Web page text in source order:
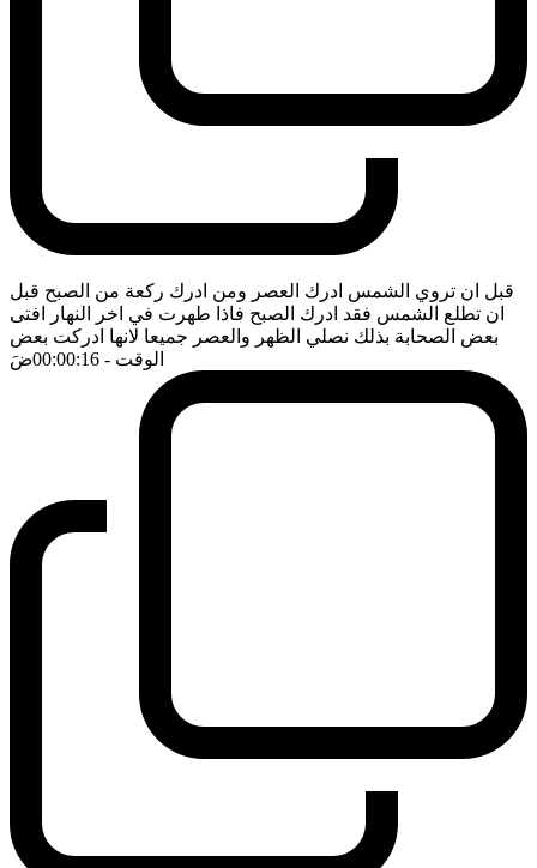
قبل ان تروي الشمس ادرك العصر ومن ادرك ركعة من الصبح قبل
ان تطلع الشمس فقد ادرك الصبح فاذا طهرت في اخر النهار افتى
بعض الصحابة بذلك نصلي الظهر والعصر جميعا لانها ادركت بعض
الوقت - 00:00:16 ضَ